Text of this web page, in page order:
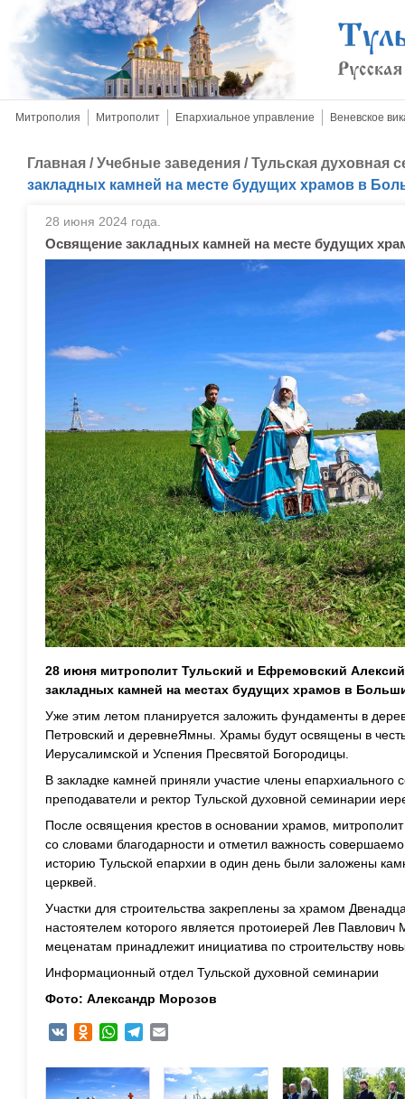
Митрополия Митрополит Епархиальное управление Веневское
Главная /Учебные заведения /Тульская духовная
закладных камней на месте будущих храмов в
28 июня 2024 года.
Освящение закладных камней на месте будущих
28 июня митрополит Тульский и Ефремовский
закладных камней на местах будущих храмов в
Уже этим летом планируется заложить фундаменты в д
Петровский и деревнеЯмны Храмы будут освящены в
Иерусалимской и Успения Пресвятой Богородицы.
В закладке камней приняли участие члены епархиального
преподаватели и ректор Тульской духовной семинарии
После освящения крестов в основании храмов,
со словами благодарности и отметил важность
историю Тульской епархии в один день были заложены
церквей.
Участки для строительства закреплены за храмом
настоятелем которого является протоиерей Лев
меценатам принадлежит инициатива по строительству
Информационный отдел Тульской духовной семинарии
Фото: Александр Морозов
VK Odnoklassniki
WhatsAppTelegram